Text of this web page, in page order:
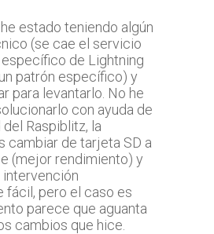
estado teniendo algún
(se cae el servicio
específico de Lightning
patrón específico) y
para levantarlo. No he
con ayuda de
del Raspiblitz, la
cambiar de tarjeta SD a
(mejor rendimiento) y
intervención
fácil, pero el caso es
parece que aguanta
cambios que hice.